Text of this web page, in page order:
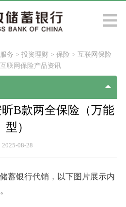
务 > 投资理财 > 保险 > 互联网保险
互联网保险产品资讯
昕B款两全保险（万能
型）
2025-08-28
蓄银行代销，以下图片展示内